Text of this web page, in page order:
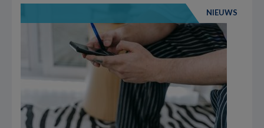
NIEUWS